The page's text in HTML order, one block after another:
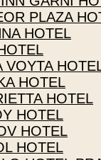
PLAZA
HOTEL
VOYTA
HOTEL
HOTEL
HOTEL
HOTEL
HOTEL